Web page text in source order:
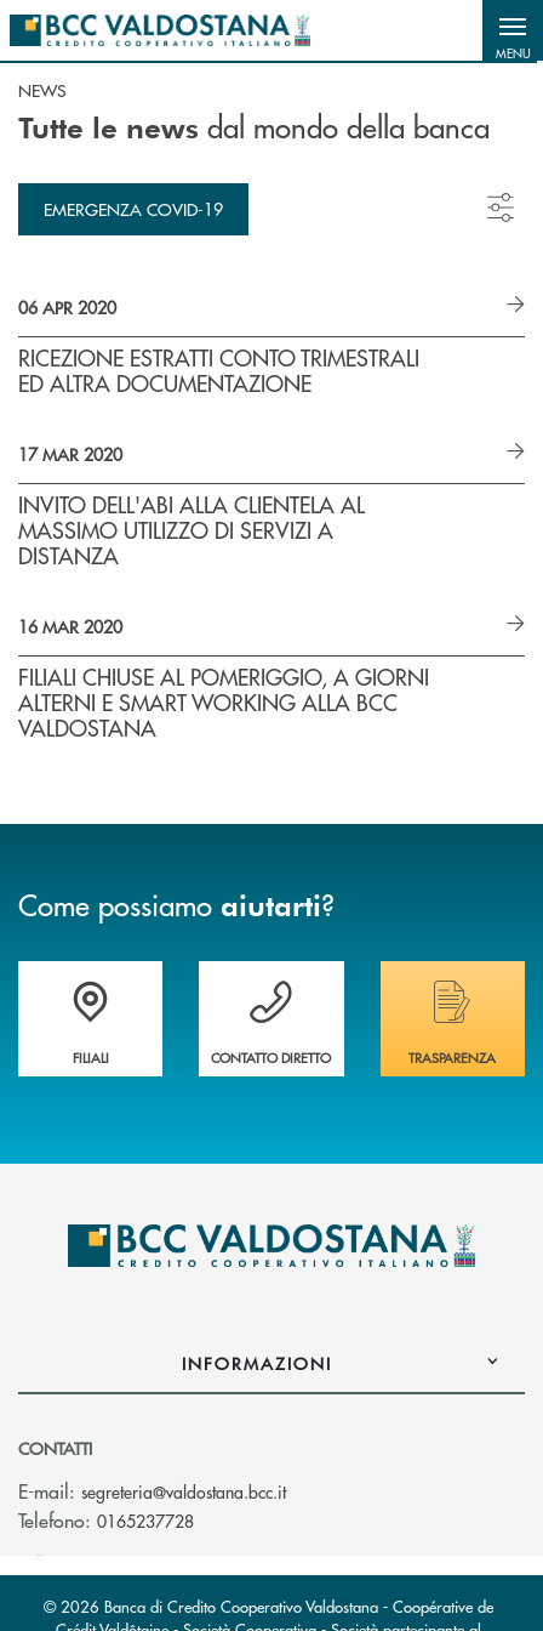
Salta al contenuto principale
MENU
NEWS
Tutte le news dal mondo della banca
EMERGENZA COVID-19
06 APR 2020
RICEZIONE ESTRATTI CONTO TRIMESTRALI
ED ALTRA DOCUMENTAZIONE
17 MAR 2020
INVITO DELL'ABI ALLA CLIENTELA AL
MASSIMO UTILIZZO DI SERVIZI A
DISTANZA
16 MAR 2020
FILIALI CHIUSE AL POMERIGGIO, A GIORNI
ALTERNI E SMART WORKING ALLA BCC
VALDOSTANA
Come possiamo aiutarti?
Trova la filiale più vicina a te
FILIALI
Hai bisogno di assistenza immediata ?
CONTATTO DIRETTO
Hai bisogno di
TRASPARENZA
INFORMAZIONI
CONTATTI
E-mail: segreteria@valdostana.bcc.it(si apre l’app di posta
Telefono: 0165237728
© 2026 Banca di Credito Cooperativo Valdostana - Coopérative de